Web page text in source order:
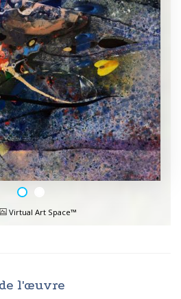
Virtual Art Space™
l'œuvre